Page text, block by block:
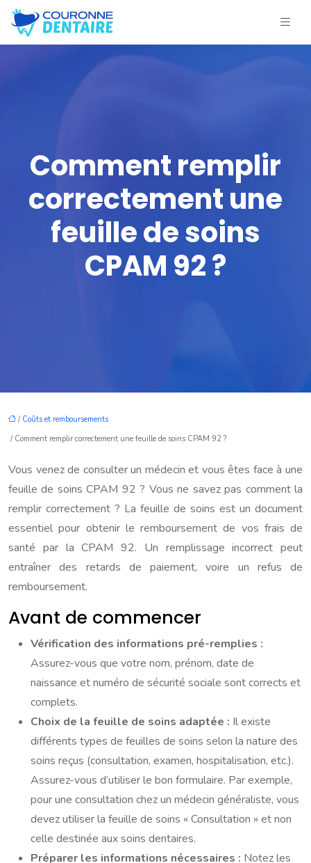
Comment remplir
correctement une
feuille de soins
CPAM 92 ?
/ Coûts et remboursements
/ Comment remplir correctement une feuille de soins CPAM 92 ?
Vous venez de consulter un médecin et vous êtes face à une
feuille de soins CPAM 92 ? Vous ne savez pas comment la
remplir correctement ? La feuille de soins est un document
essentiel pour obtenir le remboursement de vos frais de
santé par la CPAM 92. Un remplissage incorrect peut
entraîner des retards de paiement, voire un refus de
remboursement.
Avant de commencer
Vérification des informations pré-remplies :
Assurez-vous que votre nom, prénom, date de
naissance et numéro de sécurité sociale sont corrects et
complets.
Choix de la feuille de soins adaptée : Il existe
différents types de feuilles de soins selon la nature des
soins reçus (consultation, examen, hospitalisation, etc.).
Assurez-vous d’utiliser le bon formulaire. Par exemple,
pour une consultation chez un médecin généraliste, vous
devez utiliser la feuille de soins « Consultation » et non
celle destinée aux soins dentaires.
Préparer les informations nécessaires : Notez les